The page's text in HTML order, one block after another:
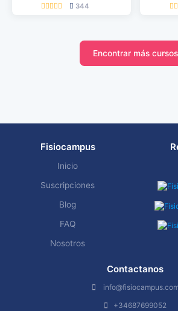
344
Encontrar más cursos
Fisiocampus
Inicio
Suscripciones
Blog
FAQ
Nosotros
Contactanos
+34687699052